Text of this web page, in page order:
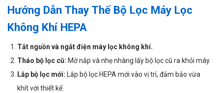
Hướng Dẫn Thay Thế Bộ Lọc Máy Lọc
Không Khí HEPA
Tắt nguồn và ngắt điện máy lọc không khí.
Tháo bộ lọc cũ: Mở nắp và nhẹ nhàng lấy bộ lọc cũ ra khỏi máy.
Lắp bộ lọc mới: Lắp bộ lọc HEPA mới vào vị trí, đảm bảo vừa
khít với thiết kế.